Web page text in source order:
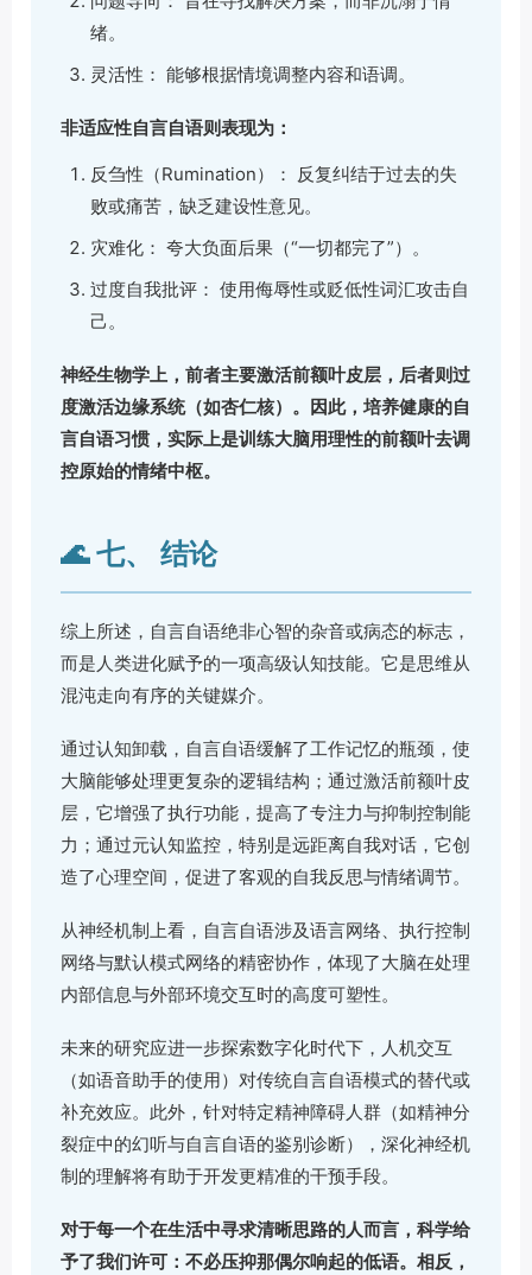
绪。
灵活性： 能够根据情境调整内容和语调。
非适应性自言自语则表现为：
反刍性（Rumination）： 反复纠结于过去的失
败或痛苦，缺乏建设性意见。
灾难化： 夸大负面后果（“一切都完了”）。
过度自我批评： 使用侮辱性或贬低性词汇攻击自
己。
神经生物学上，前者主要激活前额叶皮层，后者则过
度激活边缘系统（如杏仁核）。因此，培养健康的自
言自语习惯，实际上是训练大脑用理性的前额叶去调
控原始的情绪中枢。
🌊 七、 结论
综上所述，自言自语绝非心智的杂音或病态的标志，
而是人类进化赋予的一项高级认知技能。它是思维从
混沌走向有序的关键媒介。
通过认知卸载，自言自语缓解了工作记忆的瓶颈，使
大脑能够处理更复杂的逻辑结构；通过激活前额叶皮
层，它增强了执行功能，提高了专注力与抑制控制能
力；通过元认知监控，特别是远距离自我对话，它创
造了心理空间，促进了客观的自我反思与情绪调节。
从神经机制上看，自言自语涉及语言网络、执行控制
网络与默认模式网络的精密协作，体现了大脑在处理
内部信息与外部环境交互时的高度可塑性。
未来的研究应进一步探索数字化时代下，人机交互
（如语音助手的使用）对传统自言自语模式的替代或
补充效应。此外，针对特定精神障碍人群（如精神分
裂症中的幻听与自言自语的鉴别诊断），深化神经机
制的理解将有助于开发更精准的干预手段。
对于每一个在生活中寻求清晰思路的人而言，科学给
予了我们许可：不必压抑那偶尔响起的低语。相反，